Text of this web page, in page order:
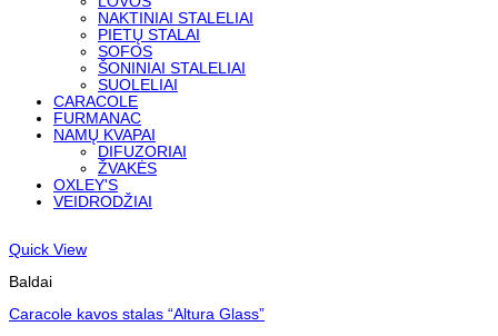
NAKTINIAI STALELIAI
PIETŲ STALAI
SOFOS
ŠONINIAI STALELIAI
SUOLELIAI
CARACOLE
FURMANAC
NAMŲ KVAPAI
DIFUZORIAI
ŽVAKĖS
OXLEY'S
VEIDRODŽIAI
Quick View
Baldai
Caracole kavos stalas “Altura Glass”